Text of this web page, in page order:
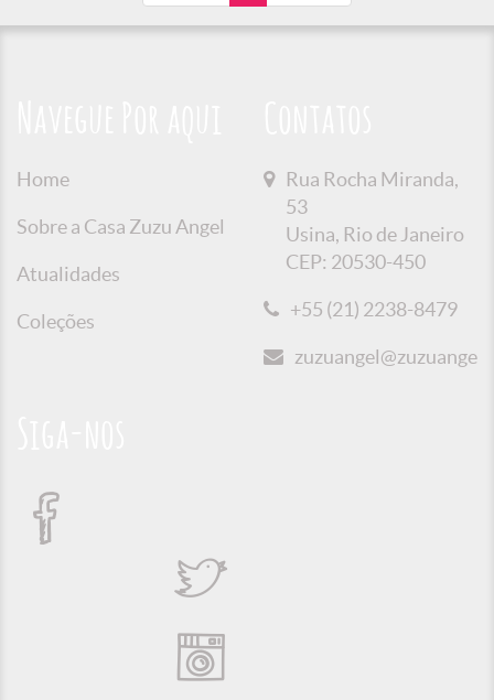
Home
Sobre a Casa Zuzu Angel
Atualidades
Coleções
Rua Rocha Miranda,
53
Usina, Rio de Janeiro
CEP: 20530-450
+55 (21) 2238-8479